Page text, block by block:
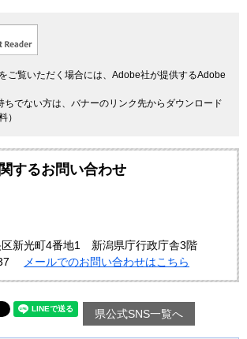
ご覧いただく場合には、Adobe社が提供するAdobe
でない方は、バナーのリンク先からダウンロード
）
するお問い合わせ
区新光町4番地1 新潟県庁行政庁舎3階
メールでのお問い合わせはこちら
県公式SNS一覧へ